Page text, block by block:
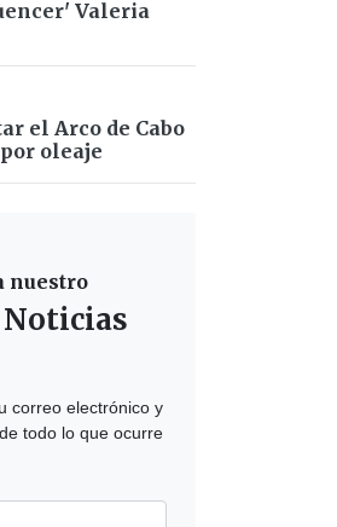
Valeria
el Arco de Cabo
oleaje
nuestro
correo electrónico y
todo lo que ocurre